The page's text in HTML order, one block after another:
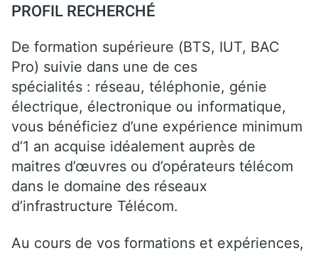
PROFIL RECHERCHÉ
De formation supérieure (BTS, IUT, BAC
Pro) suivie dans une de ces
spécialités : réseau, téléphonie, génie
électrique, électronique ou informatique,
vous bénéficiez d’une expérience minimum
d’1 an acquise idéalement auprès de
maitres d’œuvres ou d’opérateurs télécom
dans le domaine des réseaux
d’infrastructure Télécom.
Au cours de vos formations et expériences,